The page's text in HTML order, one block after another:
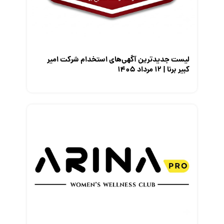
لیست جدیدترین آگهی‌های استخدام شرکت امیر
کبیر برنا | ۱۲ مرداد ۱۴۰۵